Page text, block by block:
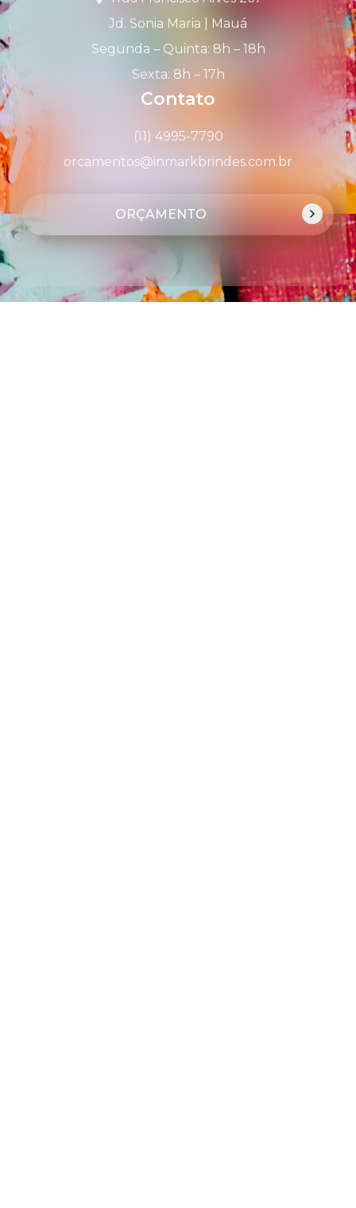
Jd. Sonia Maria | Mauá
Segunda – Quinta: 8h – 18h
Sexta: 8h – 17h
Contato
(11) 4995-7790
orcamentos@inmarkbrindes.com.br
ORÇAMENTO